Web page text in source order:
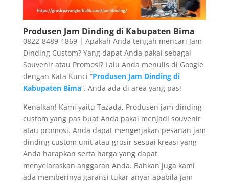
Produsen Jam Dinding di Kabupaten Bima
0822-8489-1869 | Apakah Anda tengah mencari Jam
Dinding Custom? Yang dapat Anda pakai sebagai
Souvenir atau Promosi? Lalu Anda menulis di Google
dengan Kata Kunci “Produsen Jam Dinding di
Kabupaten Bima“. Anda ada di area yang pas!
Kenalkan! Kami yaitu Tazada, Produsen jam dinding
custom yang pas buat Anda pakai menjadi souvenir
atau promosi. Anda dapat mengerjakan pesanan jam
dinding custom unit atau grosir sesuai kreasi yang
Anda harapkan serta harga yang dapat
menyelaraskan anggaran Anda. Bahkan juga kami
ada memberinya garansi tukar anyar apabila jam